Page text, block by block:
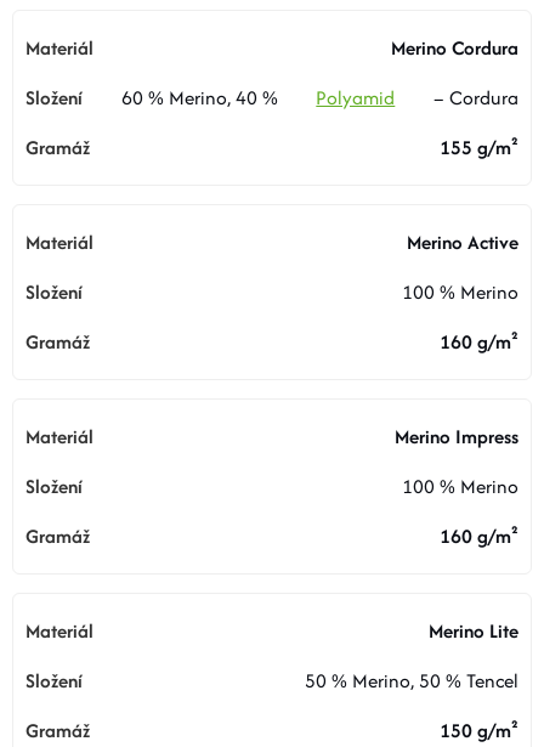
DOPLŇKY
CYKLISTIKA
Značky
Nákup pro kolektiv
Obchodní podmínky
Reklamace
Merino Cordura
60 % Merino, 40 %
Polyamid
– Cordura
155 g/m²
Merino Active
100 % Merino
160 g/m²
Merino Impress
100 % Merino
160 g/m²
Merino Lite
50 % Merino, 50 % Tencel
150 g/m²